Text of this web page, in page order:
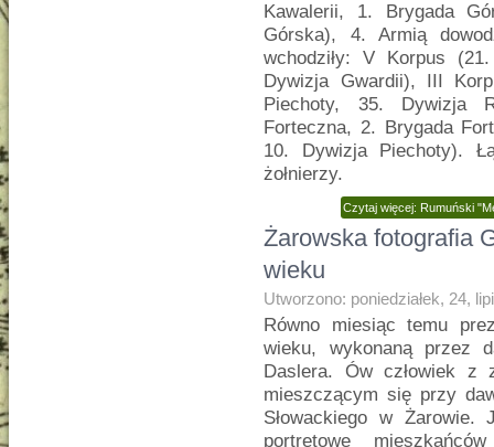
Kawalerii, 1. Brygada
Górska), 4. Armią
wchodziły: V Korpus
Dywizja Gwardii), III
Piechoty, 35. Dywizja
Forteczna, 2. Brygada
10. Dywizja Piechoty).
żołnierzy.
Czytaj więcej: Rumuński
Żarowska fotografia
wieku
Utworzono: poniedziałek, 24,
Równo miesiąc temu
wieku, wykonaną przez
Daslera. Ów człowiek z
mieszczącym się przy
Słowackiego w Żarowie.
portretowe